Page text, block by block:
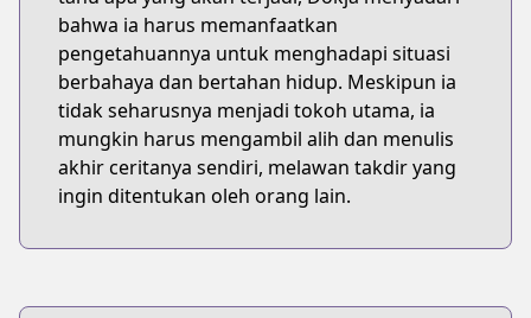
bahwa ia harus memanfaatkan
pengetahuannya untuk menghadapi situasi
berbahaya dan bertahan hidup. Meskipun ia
tidak seharusnya menjadi tokoh utama, ia
mungkin harus mengambil alih dan menulis
akhir ceritanya sendiri, melawan takdir yang
ingin ditentukan oleh orang lain.